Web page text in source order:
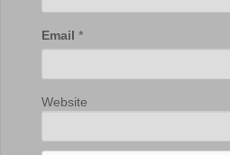
Email *
Website